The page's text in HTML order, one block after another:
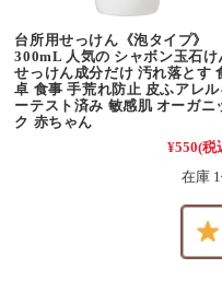
台所用せっけん《泡タイプ》
300mL 人気の シャボン玉石け
せっけん成分だけ 汚れ落とす
卓 食事 手荒れ防止 皮ふアレ
ーテスト済み 敏感肌 オーガニ
ク 赤ちゃん
¥550(税
在庫